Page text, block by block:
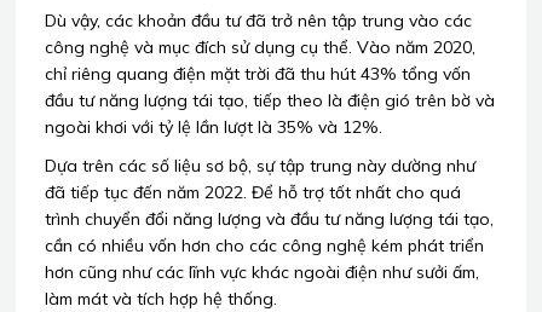
Dù vậy, các khoản đầu tư đã trở nên tập trung vào các
công nghệ và mục đích sử dụng cụ thể. Vào năm 2020,
chỉ riêng quang điện mặt trời đã thu hút 43% tổng vốn
đầu tư năng lượng tái tạo, tiếp theo là điện gió trên bờ và
ngoài khơi với tỷ lệ lần lượt là 35% và 12%.
Dựa trên các số liệu sơ bộ, sự tập trung này dường như
đã tiếp tục đến năm 2022. Để hỗ trợ tốt nhất cho quá
trình chuyển đổi năng lượng và đầu tư năng lượng tái tạo,
cần có nhiều vốn hơn cho các công nghệ kém phát triển
hơn cũng như các lĩnh vực khác ngoài điện như sưởi ấm,
làm mát và tích hợp hệ thống.